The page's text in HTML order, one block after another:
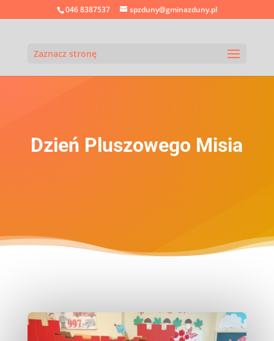
046 8387537 spzduny@gminazduny.pl
Zaznacz stronę
Dzień Pluszowego Misia